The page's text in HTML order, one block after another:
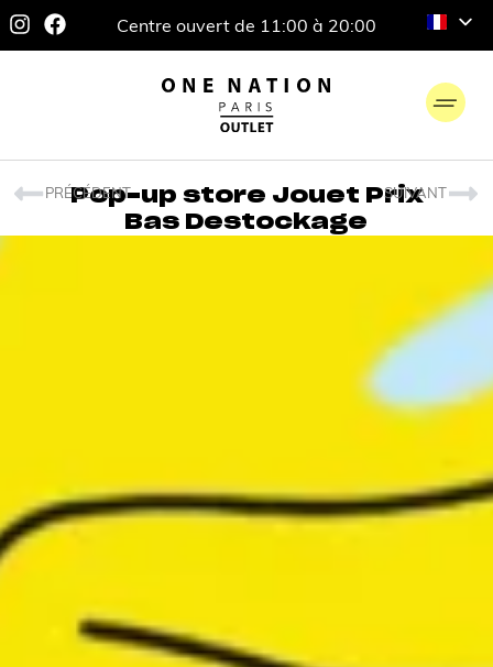
Centre ouvert de 11:00 à 20:00
Pop-up store Jouet Prix
Bas Destockage
PRÉCÉDENT SUIVANT